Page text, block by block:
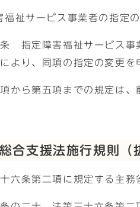
福祉サービス事業者の指定
指定障害福祉サービス事
より、同項の指定の変更を
から第五項までの規定は
合支援法施行規則（
十六条第二項に規定する主